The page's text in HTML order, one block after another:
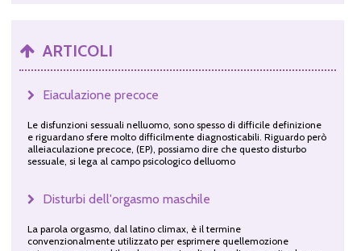
ARTICOLI
Eiaculazione precoce
Le disfunzioni sessuali nelluomo, sono spesso di difficile definizione
e riguardano sfere molto difficilmente diagnosticabili. Riguardo però
alleiaculazione precoce, (EP), possiamo dire che questo disturbo
sessuale, si lega al campo psicologico delluomo
Disturbi dell'orgasmo maschile
La parola orgasmo, dal latino climax, è il termine
convenzionalmente utilizzato per esprimere quellemozione